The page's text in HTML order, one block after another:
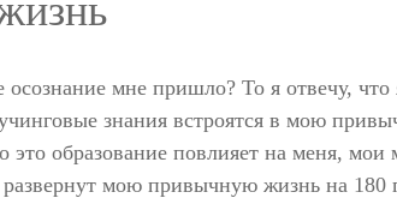
мне пришло? То я отвечу, что
знания встроятся в мою
это образование повлияет на меня,
мою привычную жизнь на 180